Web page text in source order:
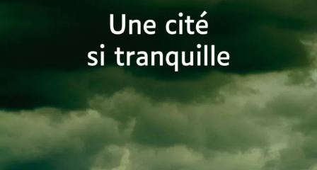
Une cité si tranquille
Daniel Cario